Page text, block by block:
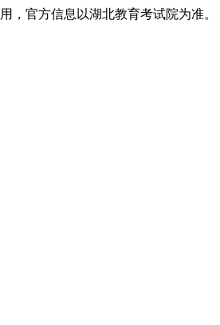
，官方信息以湖北教育考试院为准。